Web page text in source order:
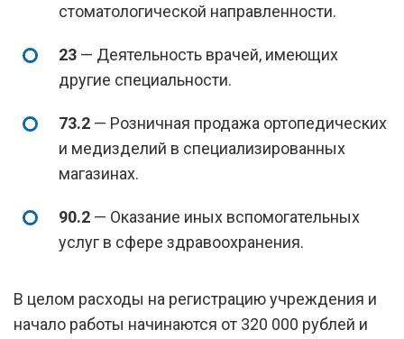
стоматологической направленности.
23 — Деятельность врачей, имеющих
другие специальности.
73.2 — Розничная продажа ортопедических
и медизделий в специализированных
магазинах.
90.2 — Оказание иных вспомогательных
услуг в сфере здравоохранения.
В целом расходы на регистрацию учреждения и
начало работы начинаются от 320 000 рублей и